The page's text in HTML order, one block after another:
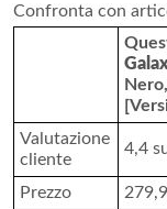
Confronta con
Valutazione
cliente
4,4
Prezzo